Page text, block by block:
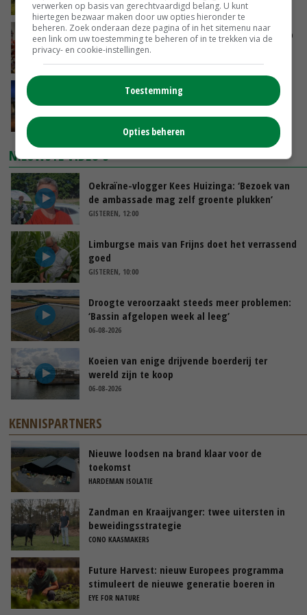
GISTEREN, 15:30
Oorlogen en El Niño stuwen voedselprijzen op
GISTEREN, 15:04
Nettowinst Royal A-ware onder druk ondanks
hogere omzet
NIEUWSTE VIDEO'S
Oekraïne-vlogger Kees Huizinga: ‘Bezoek van
de ambassade mag zelf groente plukken’
GISTEREN, 12:00
Limburgse mais van Frijns doet het verrassend
goed
GISTEREN, 10:00
Droogte veroorzaakt steeds meer problemen:
‘Bassin afgelopen week al leeg’
06-08-2026
Koeien van enige drijvende boerderij ter
wereld zijn te koop
06-08-2026
KENNISPARTNERS
Nieuwe loodsen na brand klaar voor de
toekomst
HARDEMAN ISOLATIE
Zandman en Kraaijvanger: twee uitersten in
beweidingsstrategie
CONO KAASMAKERS
Future Harvest: nieuw Europees programma
stimuleert de nieuwe generatie boeren in
Nederland
EYE FOR NATURE
verwerken op basis van gerechtvaardigd belang. U kunt
hiertegen bezwaar maken door uw opties hieronder te
beheren. Zoek onderaan deze pagina of in het sitemenu naar
een link om uw toestemming te beheren of in te trekken via de
privacy- en cookie-instellingen.
Toestemming
Opties beheren